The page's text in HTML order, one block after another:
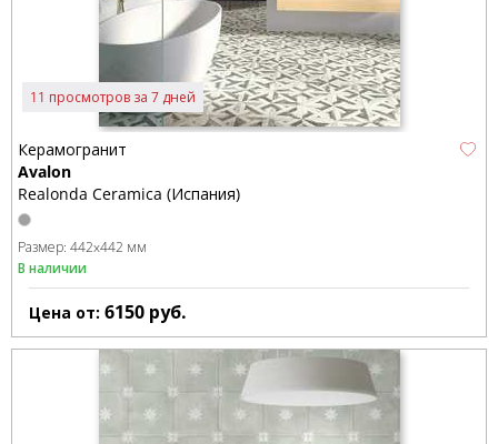
11 просмотров за 7 дней
Керамогранит
Avalon
Realonda Ceramica (Испания)
Размер: 442x442 мм
В наличии
Цена от: 6150 руб.